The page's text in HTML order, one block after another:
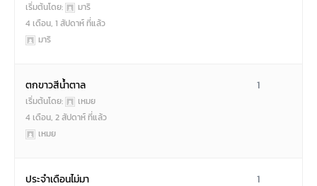
เริ่มต้นโดย: มาริ
4 เดือน, 1 สัปดาห์ ที่แล้ว
มาริ
ตกขาวสีน้ำตาล
เริ่มต้นโดย: เหมย
1
4 เดือน, 2 สัปดาห์ ที่แล้ว
เหมย
ประจำเดือนไม่มา 1